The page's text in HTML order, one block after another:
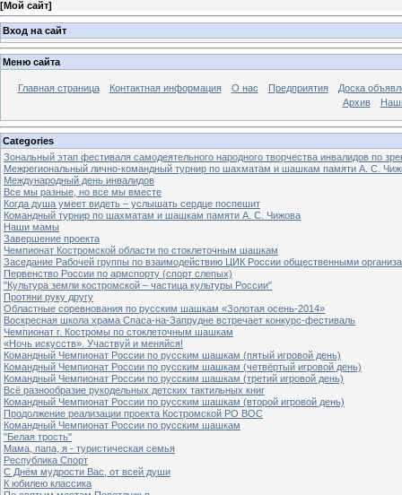
[Мой сайт]
Вход на сайт
Меню сайта
Главная страница Контактная информация О нас Предприятия
Доска
Архив
Categories
Зональный этап фестиваля самодеятельного народного творчества инвалидов по
Межрегиональный лично-командный турнир по шахматам и шашкам памяти А. С.
Международный день инвалидов
Все мы разные, но все мы вместе
Когда душа умеет видеть – услышать сердце поспешит
Командный турнир по шахматам и шашкам памяти А. С. Чижова
Наши мамы
Завершение проекта
Чемпионат Костромской области по стоклеточным шашкам
Заседание Рабочей группы по взаимодействию ЦИК России общественными
Первенство России по армспорту (спорт слепых)
"Культура земли костромской – частица культуры России"
Протяни руку другу
Областные соревнования по русским шашкам «Золотая осень-2014»
Воскресная школа храма Спаса-на-Запрудне встречает конкурс-фестиваль
Чемпионат г. Костромы по стоклеточным шашкам
«Ночь искусств». Участвуй и меняйся!
Командный Чемпионат России по русским шашкам (пятый игровой день)
Командный Чемпионат России по русским шашкам (четвёртый игровой день)
Командный Чемпионат России по русским шашкам (третий игровой день)
Всё разнообразие рукодельных детских тактильных книг
Командный Чемпионат России по русским шашкам (второй игровой день)
Продолжение реализации проекта Костромской РО ВОС
Командный Чемпионат России по русским шашкам
"Белая трость"
Мама, папа, я - туристическая семья
Республика Спорт
С Днём мудрости Вас, от всей души
К юбилею классика